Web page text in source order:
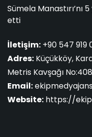
Sümela Manastırı’nı
etti
İletişim: +90 547 919
Adres: Küçükköy,
Metris Kavşağı
Email:
Website: https://